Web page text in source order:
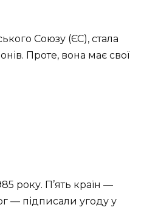
Союзу (ЄС), стала
Проте, вона має свої
року. П’ять країн —
— підписали угоду у